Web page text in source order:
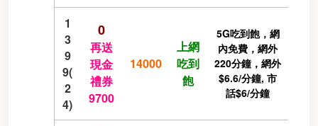
1
3
9
9(
2
4)
0
再送
現金
禮券
9700
14000
上網
吃到
飽
5G吃到飽，網
內免費，網外
220分鐘，網外
$6.6/分鐘, 市
話$6/分鐘